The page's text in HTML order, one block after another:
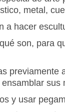
metal,
a hacer
son, para
sus
y usar